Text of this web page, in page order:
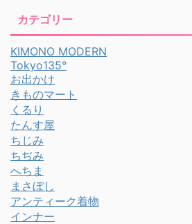
カテゴリー
KIMONO MODERN
Tokyo135°
お出かけ
きものマート
くるり
たんす屋
ちじみ
ちぢみ
へちま
まさぼし
アンティーク着物
インナー